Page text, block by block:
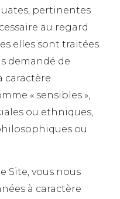
pertinentes
au regard
elles sont traitées.
demandé de
caractère
« sensibles »,
ou ethniques,
ou
Site, vous nous
à caractère